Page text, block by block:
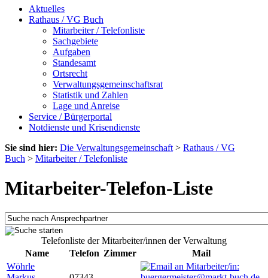
Aktuelles
Rathaus / VG Buch
Mitarbeiter / Telefonliste
Sachgebiete
Aufgaben
Standesamt
Ortsrecht
Verwaltungsgemeinschaftsrat
Statistik und Zahlen
Lage und Anreise
Service / Bürgerportal
Notdienste und Krisendienste
Sie sind hier: Die Verwaltungsgemeinschaft > Rathaus / VG
Buch > Mitarbeiter / Telefonliste
Mitarbeiter-Telefon-Liste
Telefonliste der Mitarbeiter/innen der Verwaltung
Name
Telefon Zimmer
Mail
Wöhrle